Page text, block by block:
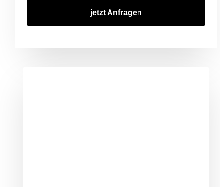
jetzt Anfragen